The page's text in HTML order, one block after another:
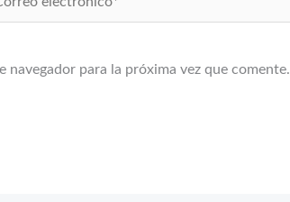
para la próxima vez que comente.